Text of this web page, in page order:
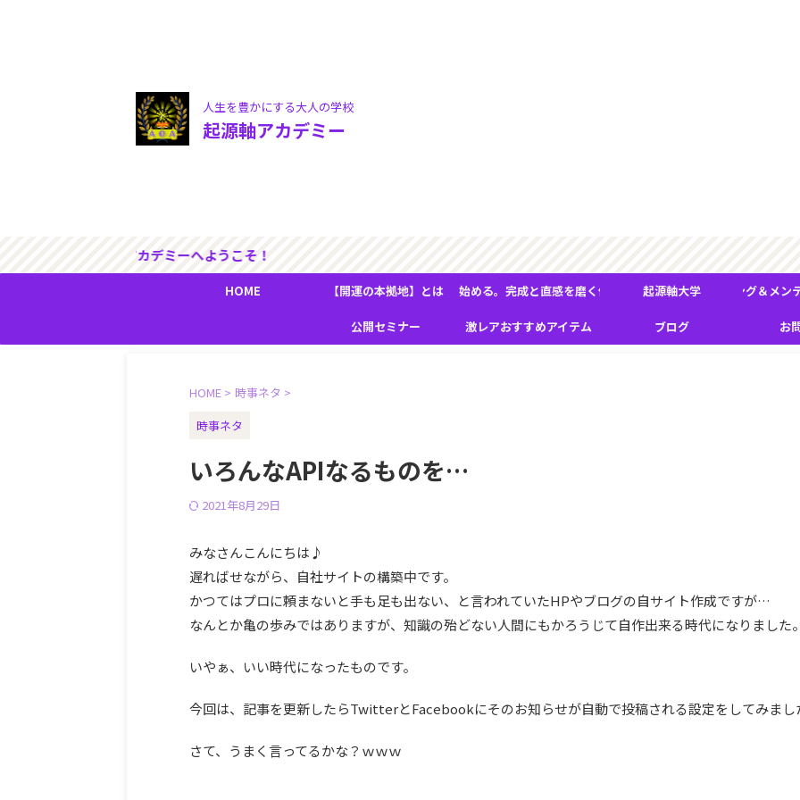
人生を豊かにする大人の学校
起源軸アカデミー
源軸アカデミーへようこそ！ 物質的な現象の奥にある《
HOME 【開運の本拠地】とは
『人生の流れ』が変わり始める。完成と直感を磨く体験型フィールドワーク
起源軸大学
ＢＭＳヒーリング＆メ
公開セミナー 激レアおすすめアイテム ブログ お
HOME > 時事ネタ >
時事ネタ
いろんなAPIなるものを…
2021年8月29日
みなさんこんにちは♪
遅ればせながら、自社サイトの構築中です。
かつてはプロに頼まないと手も足も出ない、と言われていたHPやブログの自サイト作成ですが…
なんとか亀の歩みではありますが、知識の殆どない人間にもかろうじて自作出来る時代になりました
いやぁ、いい時代になったものです。
今回は、記事を更新したらTwitterとFacebookにそのお知らせが自動で投稿される設定をしてみまし
さて、うまく言ってるかな？ｗｗｗ